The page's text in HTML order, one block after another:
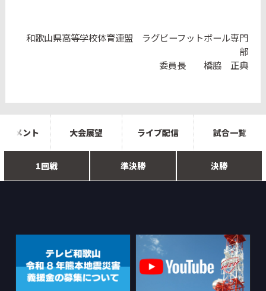
和歌山県高等学校体育連盟 ラグビーフットボール専門
部
委員長 橋脇 正典
ナメント 大会展望 ライブ配信 試合一覧
1回戦 準決勝 決勝